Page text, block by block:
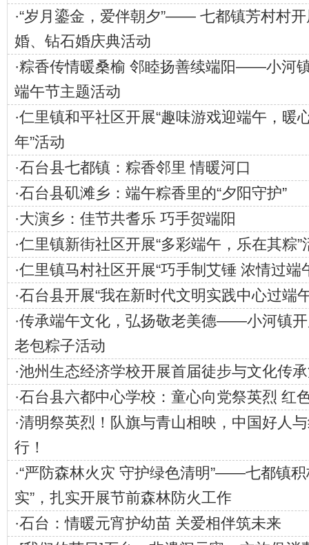
·“岁月鎏金，爱伴朝夕”—— 七都镇芳村村
婚、钻石婚庆典活动
·粽香传情暖桑榆 邻睦扬善续端阳——小河
端午节主题活动
·仁里镇和平社区开展“趣味游戏迎端午，暖
年”活动
·石台县七都镇：粽香邻里 情暖河口
·石台县矶滩乡：端午粽香里的“夕阳守护”
·大演乡：佳节共耆乐 巧手贺端阳
·仁里镇新街社区开展“多彩端午，乐在其粽”
·仁里镇马村社区开展“巧手制艾锤 浓情过端
·石台县开展“我在新时代文明实践中心过端
·传承端午文化，弘扬敬老美德——小河镇
老包粽子活动
·池州生态经济学校开展首届徒步与文化传
·石台县六都中心学校：童心向党祭英烈 红
·清明祭英烈！队旗与青山相映，中国好人
行！
·“严防森林火灾 守护绿色清明”——七都镇积
实”，扎实开展节前森林防火工作
·石台：情暖元宵护幼苗 关爱相伴筑未来